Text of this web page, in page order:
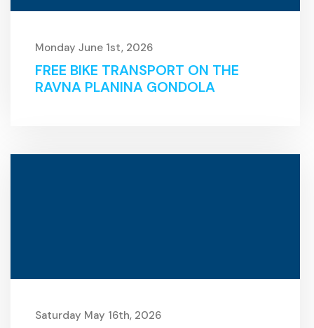
Monday June 1st, 2026
FREE BIKE TRANSPORT ON THE
RAVNA PLANINA GONDOLA
Saturday May 16th, 2026